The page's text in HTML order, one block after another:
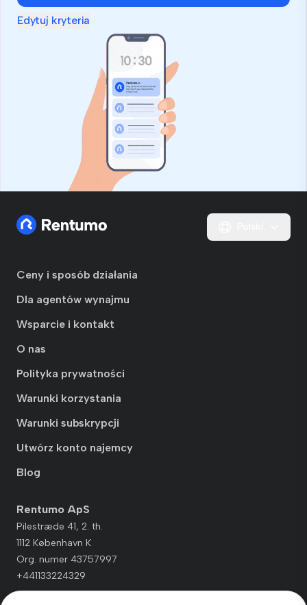
Edytuj kryteria
Ceny i sposób działania
Dla agentów wynajmu
Wsparcie i kontakt
O nas
Polityka prywatności
Warunki korzystania
Warunki subskrypcji
Utwórz konto najemcy
Blog
Rentumo ApS
Pilestræde 41, 2. th.
1112 København K
Org. numer 43757997
+441133224329